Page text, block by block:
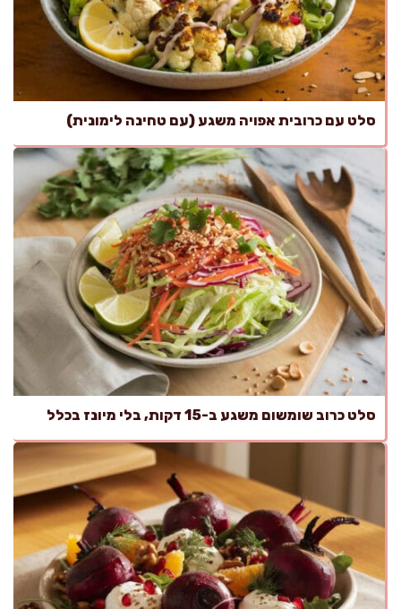
סלט עם כרובית אפויה משגע (עם טחינה לימונית)
סלט כרוב שומשום משגע ב-15 דקות, בלי מיונז בכלל